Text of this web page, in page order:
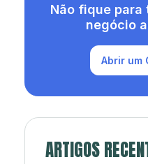
Não fique para
negócio
Abrir um
ARTIGOS